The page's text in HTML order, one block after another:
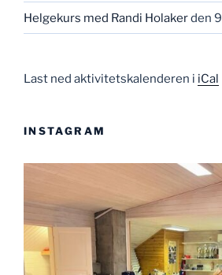
Helgekurs med Randi Holakerden
Last ned aktivitetskalenderen i iCal
INSTAGRAM